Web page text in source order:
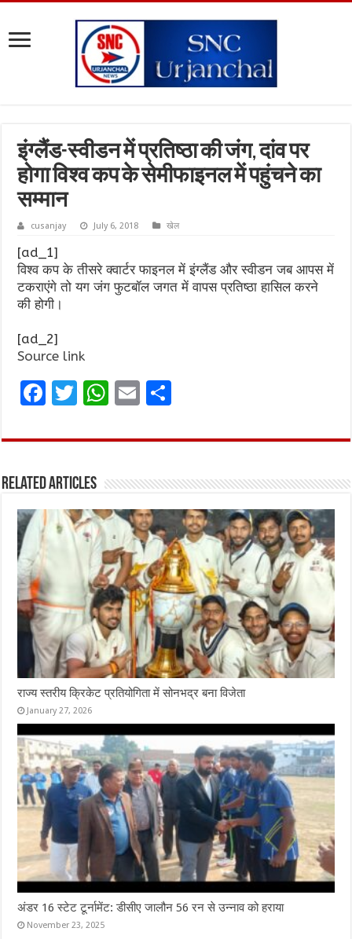
इंग्लैंड-स्वीडन में प्रतिष्ठा की जंग, दांव पर
होगा विश्व कप के सेमीफाइनल में पहुंचने का
सम्मान
cusanjay July 6, 2018 खेल
[ad_1]
विश्व कप के तीसरे क्वार्टर फाइनल में इंग्लैंड और स्वीडन जब आपस में
टकराएंगे तो यग जंग फुटबॉल जगत में वापस प्रतिष्ठा हासिल करने
की होगी।
[ad_2]
Source link
F
ce
o
o
k
T
it
r
W
at
A
p
p
E
ai ar
Related Articles
राज्य स्तरीय क्रिकेट प्रतियोगिता में सोनभद्र बना विजेता
January 27, 2026
अंडर 16 स्टेट टूर्नामेंट: डीसीए जालौन 56 रन से उन्नाव को हराया
November 23, 2025